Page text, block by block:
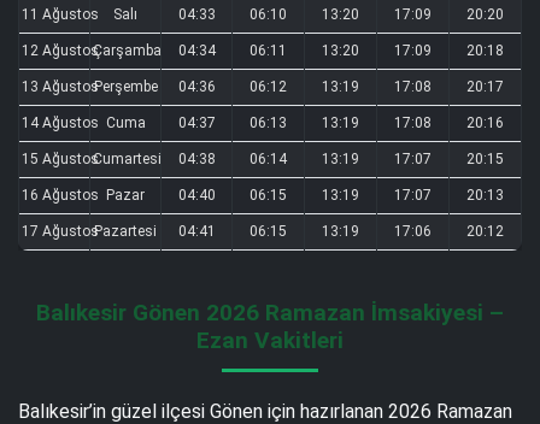
11 Ağustos Salı 04:33 06:10 13:20 17:09 20:20
12 AğustosÇarşamba 04:34 06:11 13:20 17:09 20:18
13 AğustosPerşembe 04:36 06:12 13:19 17:08 20:17
14 Ağustos Cuma 04:37 06:13 13:19 17:08 20:16
15 AğustosCumartesi 04:38 06:14 13:19 17:07 20:15
16 Ağustos Pazar 04:40 06:15 13:19 17:07 20:13
17 AğustosPazartesi 04:41 06:15 13:19 17:06 20:12
Balıkesir Gönen 2026 Ramazan İmsakiyesi –
Ezan Vakitleri
Balıkesir’in güzel ilçesi Gönen için hazırlanan 2026 Ramazan